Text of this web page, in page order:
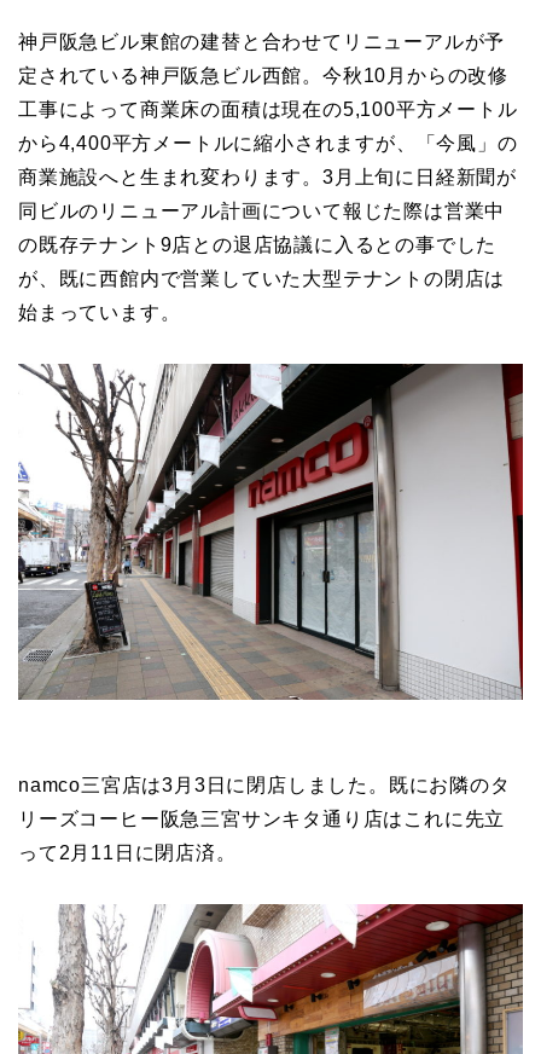
神戸阪急ビル東館の建替と合わせてリニューアルが予
定されている神戸阪急ビル西館。今秋10月からの改修
工事によって商業床の面積は現在の5,100平方メートル
から4,400平方メートルに縮小されますが、「今風」の
商業施設へと生まれ変わります。3月上旬に日経新聞が
同ビルのリニューアル計画について報じた際は営業中
の既存テナント9店との退店協議に入るとの事でした
が、既に西館内で営業していた大型テナントの閉店は
始まっています。
namco三宮店は3月3日に閉店しました。既にお隣のタ
リーズコーヒー阪急三宮サンキタ通り店はこれに先立
って2月11日に閉店済。